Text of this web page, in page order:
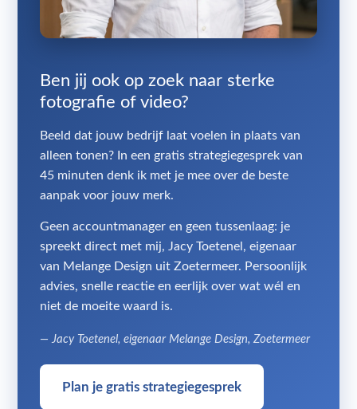
Ben jij ook op zoek naar sterke
fotografie of video?
Beeld dat jouw bedrijf laat voelen in plaats van
alleen tonen? In een gratis strategiegesprek van
45 minuten denk ik met je mee over de beste
aanpak voor jouw merk.
Geen accountmanager en geen tussenlaag: je
spreekt direct met mij, Jacy Toetenel, eigenaar
van Melange Design uit Zoetermeer. Persoonlijk
advies, snelle reactie en eerlijk over wat wél en
niet de moeite waard is.
— Jacy Toetenel, eigenaar Melange Design, Zoetermeer
Plan je gratis strategiegesprek